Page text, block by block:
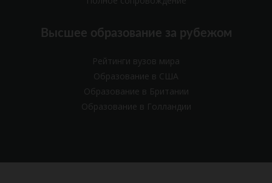
Высшее образование за рубежом
Рейтинги вузов мира
Образование в США
Образование в Британии
Образование в Голландии